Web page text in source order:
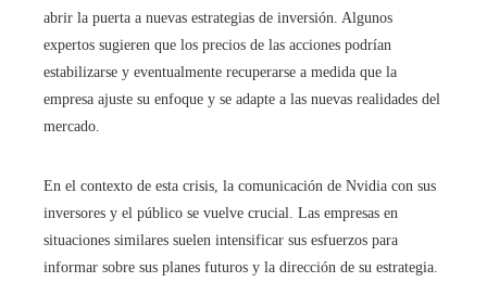
abrir la puerta a nuevas estrategias de inversión. Algunos
expertos sugieren que los precios de las acciones podrían
estabilizarse y eventualmente recuperarse a medida que la
empresa ajuste su enfoque y se adapte a las nuevas realidades del
mercado.
En el contexto de esta crisis, la comunicación de Nvidia con sus
inversores y el público se vuelve crucial. Las empresas en
situaciones similares suelen intensificar sus esfuerzos para
informar sobre sus planes futuros y la dirección de su estrategia.